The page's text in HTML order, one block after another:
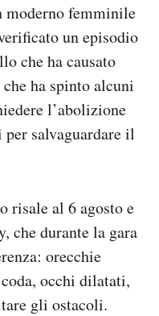
moderno femminile
un episodio
che ha causato
ha spinto alcuni
l’abolizione
salvaguardare il
risale al 6 agosto e
che durante la gara
orecchie
occhi dilatati,
gli ostacoli.